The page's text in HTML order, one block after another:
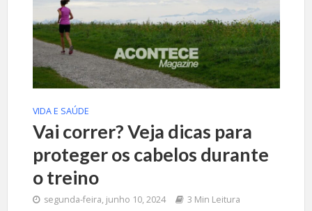
VIDA E SAÚDE
Vai correr? Veja dicas para
proteger os cabelos durante
o treino
segunda-feira, junho 10, 2024 3 Min Leitura